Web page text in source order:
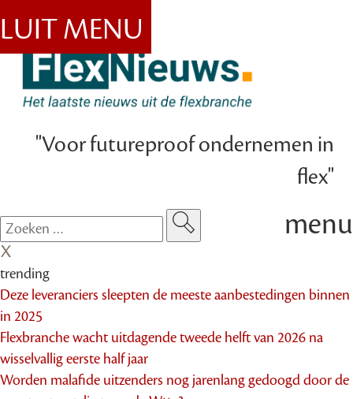
"Voor futureproof ondernemen in
flex"
MENU
menu
trending
Deze leveranciers sleepten de meeste aanbestedingen binnen
in 2025
Flexbranche wacht uitdagende tweede helft van 2026 na
wisselvallig eerste half jaar
Worden malafide uitzenders nog jarenlang gedoogd door de